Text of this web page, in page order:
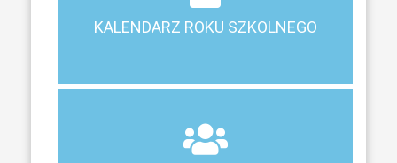
KALENDARZ ROKU SZKOLNEGO
KALENDARZ ROKU SZKOLNEGO
Terminy ferii, matur, zebrań i klasyfikacji
ZEBRANIA
Z RODZICAMI